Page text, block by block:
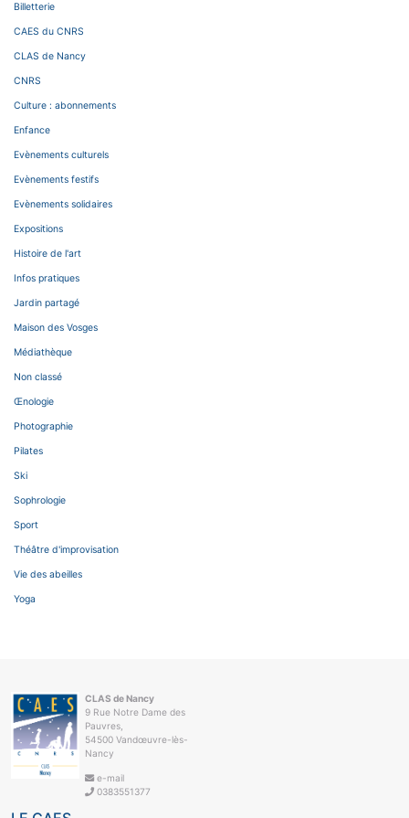
Billetterie
CAES du CNRS
CLAS de Nancy
CNRS
Culture : abonnements
Enfance
Evènements culturels
Evènements festifs
Evènements solidaires
Expositions
Histoire de l'art
Infos pratiques
Jardin partagé
Maison des Vosges
Médiathèque
Non classé
Œnologie
Photographie
Pilates
Ski
Sophrologie
Sport
Théâtre d'improvisation
Vie des abeilles
Yoga
CLAS de Nancy
9 Rue Notre Dame des
Pauvres,
54500 Vandœuvre-lès-
Nancy
e-mail
0383551377